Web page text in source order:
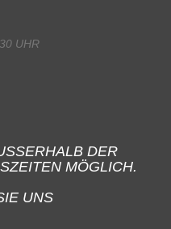
UHR
DER
MÖGLICH.
UNS